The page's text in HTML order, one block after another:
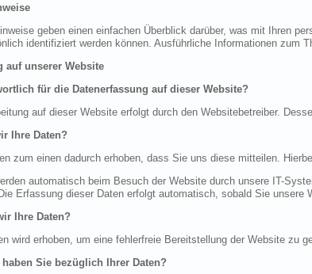
geben einen einfachen Überblick darüber, was mit Ihren
identifiziert werden können. Ausführliche Informationen zum
auf unserer Website
für die Datenerfassung auf dieser Website?
auf dieser Website erfolgt durch den Websitebetreiber.
Ihre Daten?
zum einen dadurch erhoben, dass Sie uns diese mitteilen.
automatisch beim Besuch der Website durch unsere IT-
Erfassung dieser Daten erfolgt automatisch, sobald Sie unsere
Ihre Daten?
wird erhoben, um eine fehlerfreie Bereitstellung der Website zu
haben Sie bezüglich Ihrer Daten?